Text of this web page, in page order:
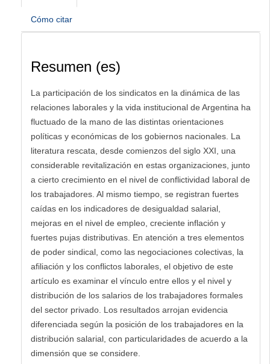
Cómo citar
Resumen (es)
La participación de los sindicatos en la dinámica de las
relaciones laborales y la vida institucional de Argentina ha
fluctuado de la mano de las distintas orientaciones
políticas y económicas de los gobiernos nacionales. La
literatura rescata, desde comienzos del siglo XXI, una
considerable revitalización en estas organizaciones, junto
a cierto crecimiento en el nivel de conflictividad laboral de
los trabajadores. Al mismo tiempo, se registran fuertes
caídas en los indicadores de desigualdad salarial,
mejoras en el nivel de empleo, creciente inflación y
fuertes pujas distributivas. En atención a tres elementos
de poder sindical, como las negociaciones colectivas, la
afiliación y los conflictos laborales, el objetivo de este
artículo es examinar el vínculo entre ellos y el nivel y
distribución de los salarios de los trabajadores formales
del sector privado. Los resultados arrojan evidencia
diferenciada según la posición de los trabajadores en la
distribución salarial, con particularidades de acuerdo a la
dimensión que se considere.